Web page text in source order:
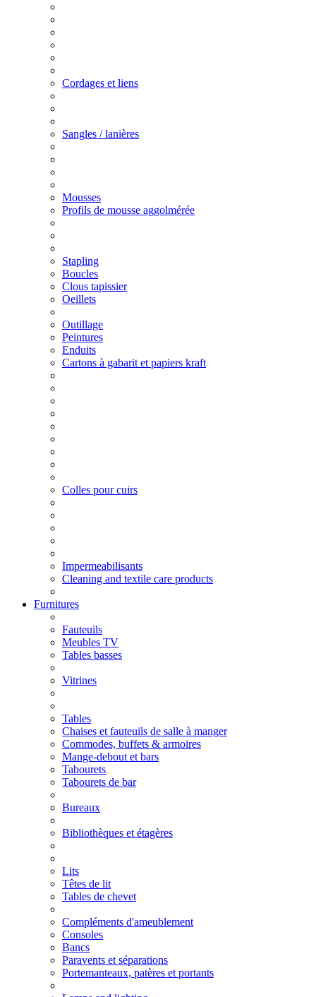
Cordages et liens
Sangles / lanières
Mousses
Profils de mousse aggolmérée
Stapling
Boucles
Clous tapissier
Oeillets
Outillage
Peintures
Enduits
Cartons à gabarit et papiers kraft
Colles pour cuirs
Impermeabilisants
Cleaning and textile care products
Furnitures
Fauteuils
Meubles TV
Tables basses
Vitrines
Tables
Chaises et fauteuils de salle à manger
Commodes, buffets & armoires
Mange-debout et bars
Tabourets
Tabourets de bar
Bureaux
Bibliothèques et étagères
Lits
Têtes de lit
Tables de chevet
Compléments d'ameublement
Consoles
Bancs
Paravents et séparations
Portemanteaux, patères et portants